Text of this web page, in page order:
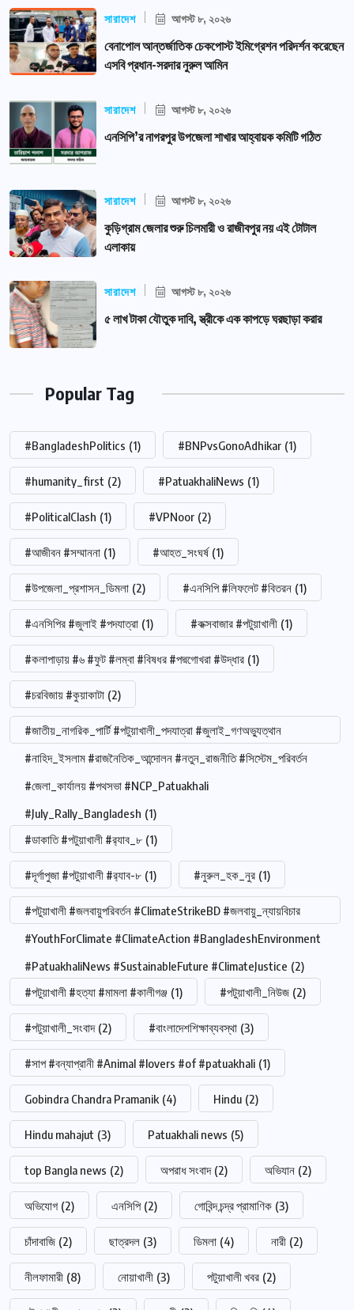
সারাদেশ আগস্ট ৮, ২০২৬
বেনাপোল আন্তর্জাতিক চেকপোস্ট ইমিগ্রেশন পরিদর্শন করেছেন
এসবি প্রধান-সরদার নুরুল আমিন
সারাদেশ আগস্ট ৮, ২০২৬
এনসিপি’র নাগরপুর উপজেলা শাখার আহ্বায়ক কমিটি গঠিত
সারাদেশ আগস্ট ৮, ২০২৬
কুড়িগ্রাম জেলার শুরু চিলমারী ও রাজীবপুর নয় এই টোটাল
এলাকায়
সারাদেশ আগস্ট ৮, ২০২৬
৫ লাখ টাকা যৌতুক দাবি, স্ত্রীকে এক কাপড়ে ঘরছাড়া করার
Popular Tag
#BangladeshPolitics (1) #BNPvsGonoAdhikar (1)
#humanity_first (2) #PatuakhaliNews (1)
#PoliticalClash (1) #VPNoor (2)
#আজীবন #সম্মাননা (1) #আহত_সংঘর্ষ (1)
#উপজেলা_প্রশাসন_ডিমলা (2) #এনসিপি #লিফলেট #বিতরন (1)
#এনসিপির #জুলাই #পদযাত্রা (1) #কক্সবাজার #পটুয়াখালী (1)
#কলাপাড়ায় #৬ #ফুট #লম্বা #বিষধর #পদ্মগোখরা #উদ্ধার (1)
#চরবিজায় #কুয়াকাটা (2)
#জাতীয়_নাগরিক_পার্টি #পটুয়াখালী_পদযাত্রা #জুলাই_গণঅভ্যুত্থান
#নাহিদ_ইসলাম #রাজনৈতিক_আন্দোলন #নতুন_রাজনীতি #সিস্টেম_পরিবর্তন
#জেলা_কার্যালয় #পথসভা #NCP_Patuakhali
#July_Rally_Bangladesh (1)
#ডাকাতি #পটুয়াখালী #র‍্যাব_৮ (1)
#দূর্গাপুজা #পটুয়াখালী #র‍্যাব-৮ (1) #নুরুল_হক_নুর (1)
#পটুয়াখালী #জলবায়ুপরিবর্তন #ClimateStrikeBD #জলবায়ু_ন্যায়বিচার
#YouthForClimate #ClimateAction #BangladeshEnvironment
#PatuakhaliNews #SustainableFuture #ClimateJustice (2)
#পটুয়াখালী #হত্যা #মামলা #কালীগঞ্জ (1) #পটুয়াখালী_নিউজ (2)
#পটুয়াখালী_সংবাদ (2) #বাংলাদেশশিক্ষাব্যবস্থা (3)
#সাপ #বন্যাপ্রানী #Animal #lovers #of #patuakhali (1)
Gobindra Chandra Pramanik (4) Hindu (2)
Hindu mahajut (3) Patuakhali news (5)
top Bangla news (2) অপরাধ সংবাদ (2) অভিযান (2)
অভিযোগ (2) এনসিপি (2) গোবিন্দ চন্দ্র প্রামাণিক (3)
চাঁদাবাজি (2) ছাত্রদল (3) ডিমলা (4) নারী (2)
নীলফামারী (8) নোয়াখালী (3) পটুয়াখালী খবর (2)